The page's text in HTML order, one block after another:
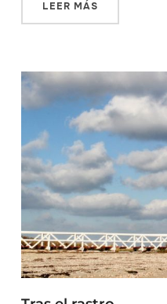
LEER MÁS